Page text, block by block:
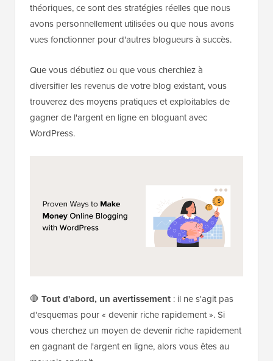
théoriques, ce sont des stratégies réelles que nous
avons personnellement utilisées ou que nous avons
vues fonctionner pour d'autres blogueurs à succès.
Que vous débutiez ou que vous cherchiez à
diversifier les revenus de votre blog existant, vous
trouverez des moyens pratiques et exploitables de
gagner de l'argent en ligne en bloguant avec
WordPress.
🛑 Tout d'abord, un avertissement : il ne s'agit pas
d'esquemas pour « devenir riche rapidement ». Si
vous cherchez un moyen de devenir riche rapidement
en gagnant de l'argent en ligne, alors vous êtes au